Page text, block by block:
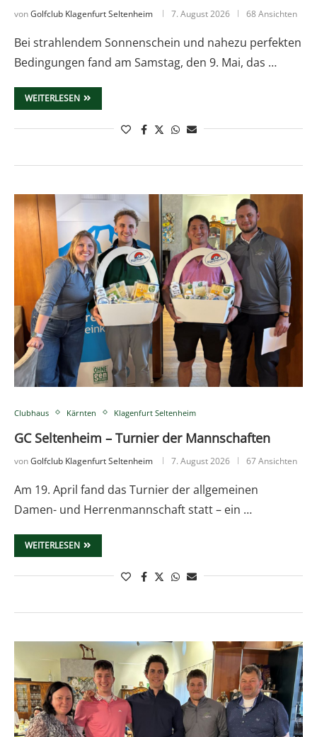
vonGolfclub Klagenfurt Seltenheim 7. August 2026 68 Ansichten
Bei strahlendem Sonnenschein und nahezu perfekten
Bedingungen fand am Samstag, den 9. Mai, das …
WEITERLESEN
Clubhaus Kärnten Klagenfurt Seltenheim
GC Seltenheim – Turnier der Mannschaften
vonGolfclub Klagenfurt Seltenheim 7. August 2026 67 Ansichten
Am 19. April fand das Turnier der allgemeinen
Damen- und Herrenmannschaft statt – ein …
WEITERLESEN